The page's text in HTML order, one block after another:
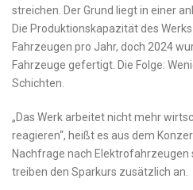
streichen. Der Grund liegt in einer
Die Produktionskapazität des
Fahrzeugen pro Jahr, doch 2024
Fahrzeuge gefertigt. Die Folge:
Schichten.
„Das Werk arbeitet nicht mehr
reagieren“, heißt es aus dem
Nachfrage nach Elektrofahrzeugen
treiben den Sparkurs zusätzlich an.